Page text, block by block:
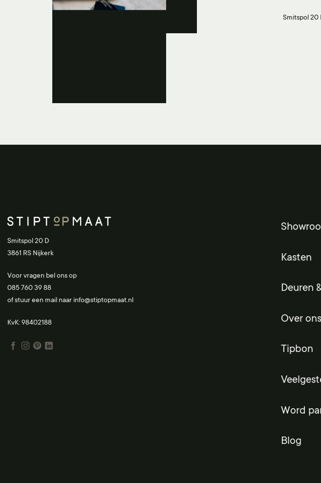
Smitspol 20
Smitspol 20 D
3861 RS Nijkerk
Voor vragen bel ons op
085 760 39 88
of stuur een mail naar info@stiptopmaat.nl
KvK: 98402188
Kasten
Deuren
Over ons
Tipbon
Word
Blog